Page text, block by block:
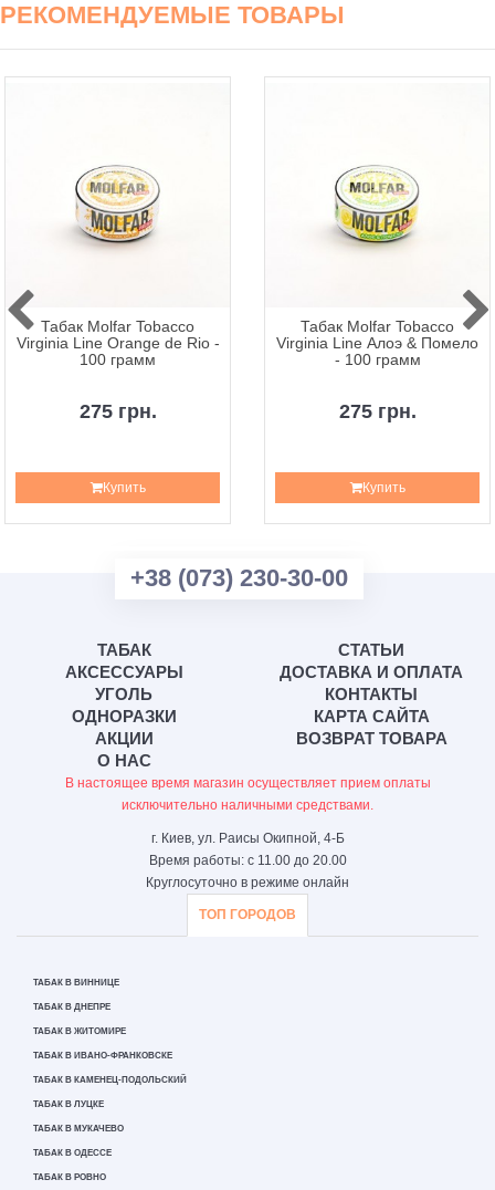
РЕКОМЕНДУЕМЫЕ ТОВАРЫ
Табак Molfar Tobacco
Virginia Line Orange de Rio -
100 грамм
275 грн.
Купить
Табак Molfar Tobacco
Virginia Line Алоэ & Помело
- 100 грамм
275 грн.
Купить
+38 (073) 230-30-00
ТАБАК
АКСЕССУАРЫ
УГОЛЬ
ОДНОРАЗКИ
АКЦИИ
О НАС
СТАТЬИ
ДОСТАВКА И ОПЛАТА
КОНТАКТЫ
КАРТА САЙТА
ВОЗВРАТ ТОВАРА
В настоящее время магазин осуществляет прием оплаты
исключительно наличными средствами.
г. Киев, ул. Раисы Окипной, 4-Б
Время работы: с 11.00 до 20.00
Круглосуточно в режиме онлайн
ТОП ГОРОДОВ
ТАБАК В ВИННИЦЕ
ТАБАК В ДНЕПРЕ
ТАБАК В ЖИТОМИРЕ
ТАБАК В ИВАНО-ФРАНКОВСКЕ
ТАБАК В КАМЕНЕЦ-ПОДОЛЬСКИЙ
ТАБАК В ЛУЦКЕ
ТАБАК В МУКАЧЕВО
ТАБАК В ОДЕССЕ
ТАБАК В РОВНО